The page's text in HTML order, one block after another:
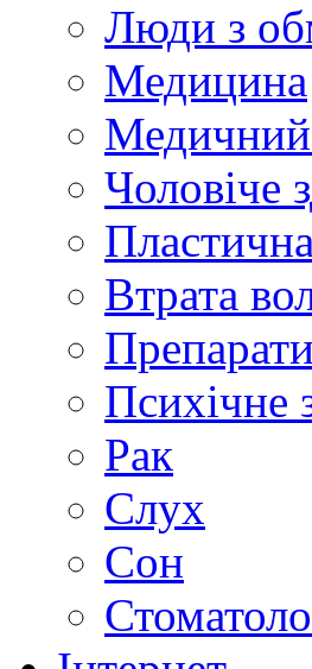
Люди з
Медицина
Чоловіче
Втрата
Препарати
Психічне
Рак
Слух
Сон